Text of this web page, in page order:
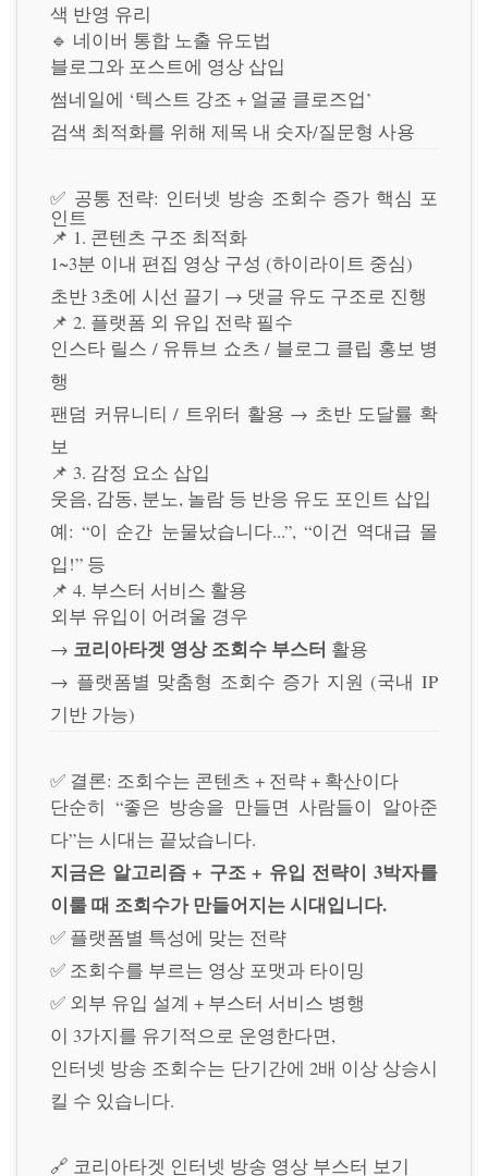
색 반영 유리
🔹 네이버 통합 노출 유도법
블로그와 포스트에 영상 삽입
썸네일에 ‘텍스트 강조 + 얼굴 클로즈업’
검색 최적화를 위해 제목 내 숫자/질문형 사용
✅ 공통 전략: 인터넷 방송 조회수 증가 핵심 포
인트
📌 1. 콘텐츠 구조 최적화
1~3분 이내 편집 영상 구성 (하이라이트 중심)
초반 3초에 시선 끌기 → 댓글 유도 구조로 진행
📌 2. 플랫폼 외 유입 전략 필수
인스타 릴스 / 유튜브 쇼츠 / 블로그 클립 홍보 병
행
팬덤 커뮤니티 / 트위터 활용 → 초반 도달률 확
보
📌 3. 감정 요소 삽입
웃음, 감동, 분노, 놀람 등 반응 유도 포인트 삽입
예: “이 순간 눈물났습니다...”, “이건 역대급 몰
입!” 등
📌 4. 부스터 서비스 활용
외부 유입이 어려울 경우
→ 코리아타겟 영상 조회수 부스터 활용
→ 플랫폼별 맞춤형 조회수 증가 지원 (국내 IP
기반 가능)
✅ 결론: 조회수는 콘텐츠 + 전략 + 확산이다
단순히 “좋은 방송을 만들면 사람들이 알아준
다”는 시대는 끝났습니다.
지금은 알고리즘 + 구조 + 유입 전략이 3박자를
이룰 때 조회수가 만들어지는 시대입니다.
✅ 플랫폼별 특성에 맞는 전략
✅ 조회수를 부르는 영상 포맷과 타이밍
✅ 외부 유입 설계 + 부스터 서비스 병행
이 3가지를 유기적으로 운영한다면,
인터넷 방송 조회수는 단기간에 2배 이상 상승시
킬 수 있습니다.
🔗 코리아타겟 인터넷 방송 영상 부스터 보기